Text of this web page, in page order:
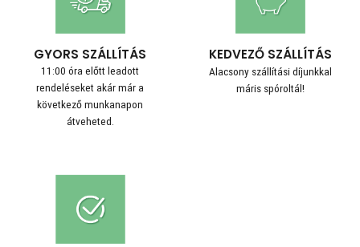
GYORS SZÁLLÍTÁS
11:00 óra előtt leadott
rendeléseket akár már a
következő munkanapon
átveheted.
KEDVEZŐ SZÁLLÍTÁS
Alacsony szállítási díjunkkal
máris spóroltál!